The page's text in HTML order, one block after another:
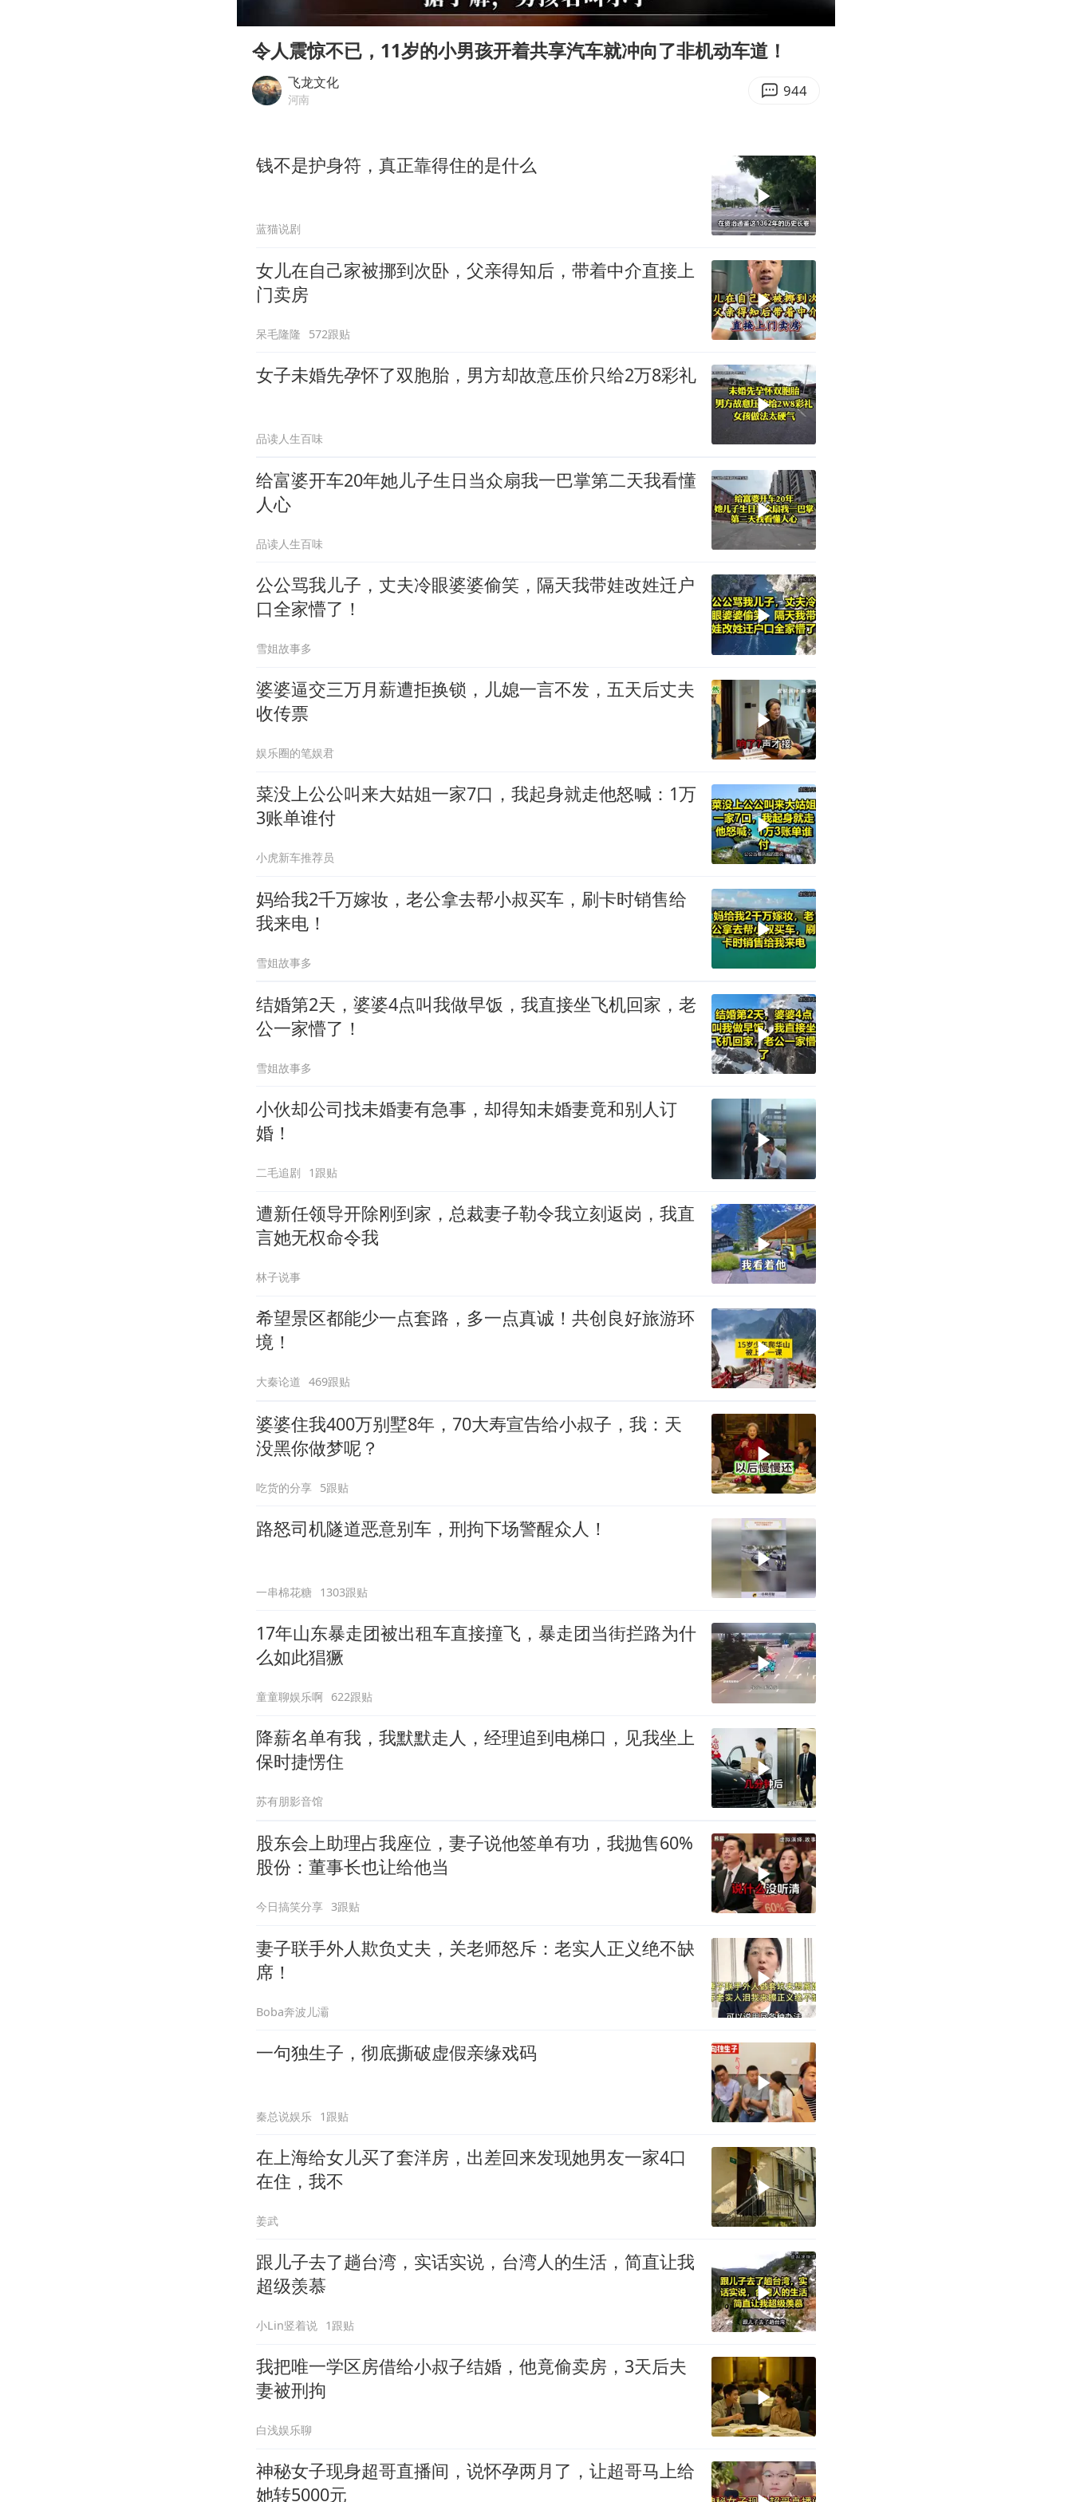
百花奖开幕式
广东雷州通报特教老师招聘违规事件
令人震惊不已，11岁的小男孩开着共享汽车就冲向了非机动车道！
飞龙文化
河南 944
钱不是护身符，真正靠得住的是什么
蓝猫说剧
女儿在自己家被挪到次卧，父亲得知后，带着中介直接上
门卖房
呆毛隆隆 572跟贴
女子未婚先孕怀了双胞胎，男方却故意压价只给2万8彩礼
品读人生百味
给富婆开车20年她儿子生日当众扇我一巴掌第二天我看懂
人心
品读人生百味
公公骂我儿子，丈夫冷眼婆婆偷笑，隔天我带娃改姓迁户
口全家懵了！
雪姐故事多
婆婆逼交三万月薪遭拒换锁，儿媳一言不发，五天后丈夫
收传票
娱乐圈的笔娱君
菜没上公公叫来大姑姐一家7口，我起身就走他怒喊：1万
3账单谁付
小虎新车推荐员
妈给我2千万嫁妆，老公拿去帮小叔买车，刷卡时销售给
我来电！
雪姐故事多
结婚第2天，婆婆4点叫我做早饭，我直接坐飞机回家，老
公一家懵了！
雪姐故事多
小伙却公司找未婚妻有急事，却得知未婚妻竟和别人订
婚！
二毛追剧 1跟贴
遭新任领导开除刚到家，总裁妻子勒令我立刻返岗，我直
言她无权命令我
林子说事
希望景区都能少一点套路，多一点真诚！共创良好旅游环
境！
大秦论道 469跟贴
婆婆住我400万别墅8年，70大寿宣告给小叔子，我：天
没黑你做梦呢？
吃货的分享 5跟贴
路怒司机隧道恶意别车，刑拘下场警醒众人！
一串棉花糖 1303跟贴
17年山东暴走团被出租车直接撞飞，暴走团当街拦路为什
么如此猖獗
童童聊娱乐啊 622跟贴
降薪名单有我，我默默走人，经理追到电梯口，见我坐上
保时捷愣住
苏有朋影音馆
股东会上助理占我座位，妻子说他签单有功，我抛售60%
股份：董事长也让给他当
今日搞笑分享 3跟贴
妻子联手外人欺负丈夫，关老师怒斥：老实人正义绝不缺
席！
Boba奔波儿灞
一句独生子，彻底撕破虚假亲缘戏码
秦总说娱乐 1跟贴
在上海给女儿买了套洋房，出差回来发现她男友一家4口
在住，我不
姜武
跟儿子去了趟台湾，实话实说，台湾人的生活，简直让我
超级羡慕
小Lin竖着说 1跟贴
我把唯一学区房借给小叔子结婚，他竟偷卖房，3天后夫
妻被刑拘
白浅娱乐聊
神秘女子现身超哥直播间，说怀孕两月了，让超哥马上给
她转5000元